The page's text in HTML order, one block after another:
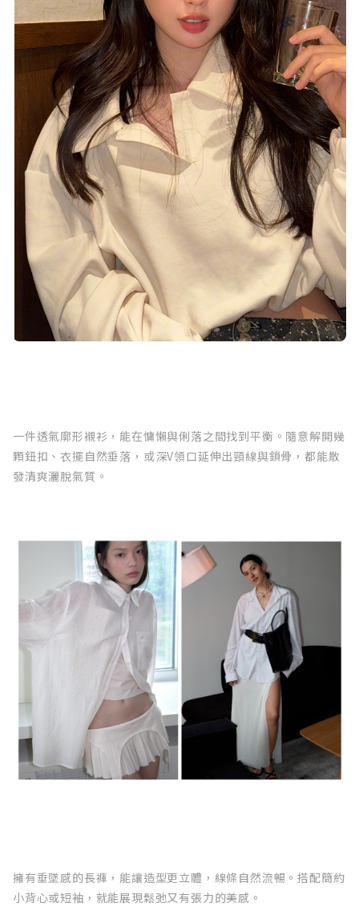
一件透氣廓形襯衫，能在慵懶與俐落之間找到平衡。隨意解開幾
顆鈕扣、衣擺自然垂落，或深V領口延伸出頸線與鎖骨，都能散
發清爽灑脫氣質。
擁有垂墜感的長褲，能讓造型更立體，線條自然流暢。搭配簡約
小背心或短袖，就能展現鬆弛又有張力的美感。